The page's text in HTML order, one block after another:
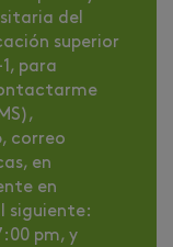
del
superior
para
correo
en
en
siguiente:
pm, y